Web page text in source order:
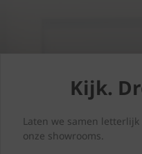
Kijk.
Laten we samen
onze showrooms.